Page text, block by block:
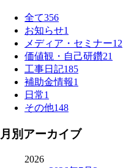
全て356
お知らせ1
メディア・セミナー12
価値観・自己研鑽21
工事日記185
補助金情報1
日常1
その他148
月別アーカイブ
2026